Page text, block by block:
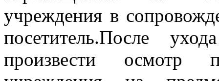
учреждения в
посетитель.После
произвести осмотр